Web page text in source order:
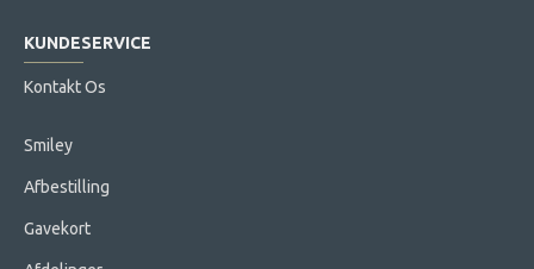
KUNDESERVICE
Kontakt Os
Smiley
Afbestilling
Gavekort